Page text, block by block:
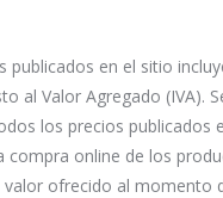
publicados en el sitio
al Valor Agregado (IVA).
los precios publicados
compra online de los
ofrecido al momento